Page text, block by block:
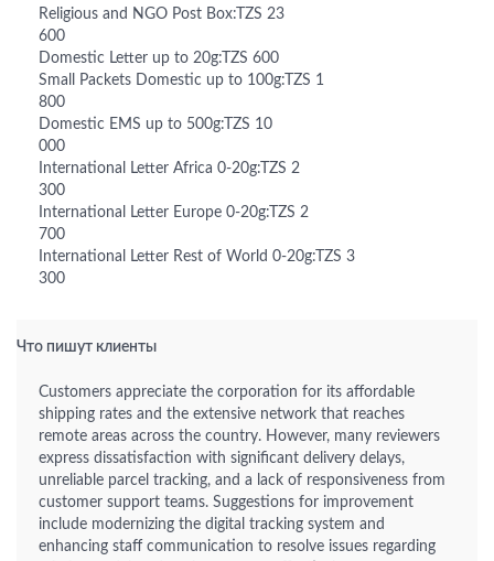
Religious and NGO Post Box:TZS 23
600
Domestic Letter up to 20g:TZS 600
Small Packets Domestic up to 100g:TZS 1
800
Domestic EMS up to 500g:TZS 10
000
International Letter Africa 0-20g:TZS 2
300
International Letter Europe 0-20g:TZS 2
700
International Letter Rest of World 0-20g:TZS 3
300
Что пишут клиенты
Customers appreciate the corporation for its affordable
shipping rates and the extensive network that reaches
remote areas across the country. However, many reviewers
express dissatisfaction with significant delivery delays,
unreliable parcel tracking, and a lack of responsiveness from
customer support teams. Suggestions for improvement
include modernizing the digital tracking system and
enhancing staff communication to resolve issues regarding